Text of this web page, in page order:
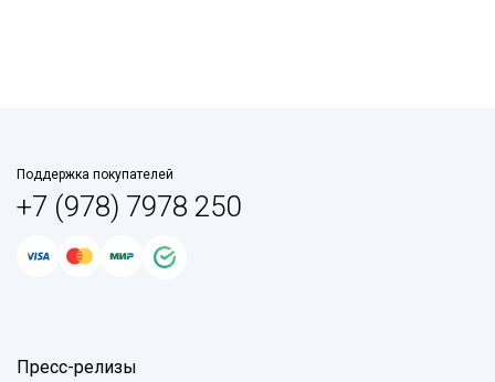
Поддержка покупателей
+7 (978) 7978 250
Пресс-релизы